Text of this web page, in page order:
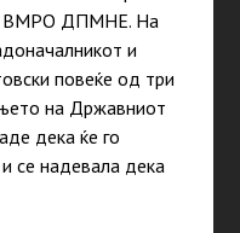
ВМРО ДПМНЕ. На
и
повеќе од три
на Државниот
дека ќе го
се надевала дека